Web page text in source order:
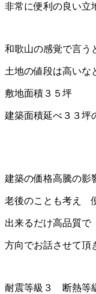
非常に便利の良い立
和歌山の感覚で言う
土地の値段は高いな
敷地面積３５坪
建築面積延べ３３坪
建築の価格高騰の影
老後のことも考え
出来るだけ高品質
方向でお話させて頂
耐震等級３ 断熱等